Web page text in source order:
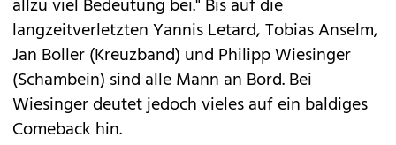
allzu viel Bedeutung bei." Bis auf die
langzeitverletzten Yannis Letard, Tobias Anselm,
Jan Boller (Kreuzband) und Philipp Wiesinger
(Schambein) sind alle Mann an Bord. Bei
Wiesinger deutet jedoch vieles auf ein baldiges
Comeback hin.